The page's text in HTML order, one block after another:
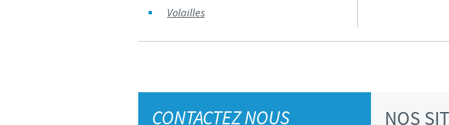
Volailles
CONTACTEZ NOUS NOS